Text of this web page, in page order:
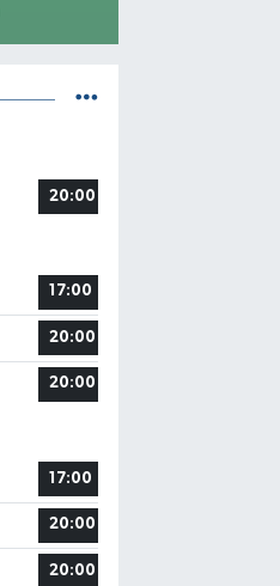
20:00
17:00
20:00
20:00
17:00
20:00
20:00